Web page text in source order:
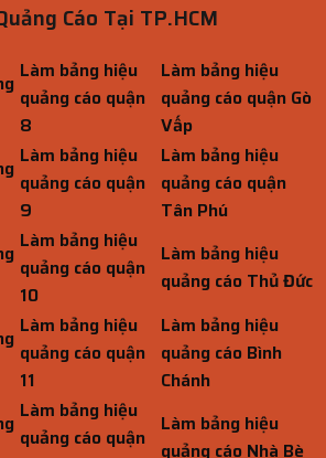
Cáo Tại TP.HCM
Làm bảng hiệu
quảng cáo quận
8
Làm bảng hiệu
quảng cáo quận Gò
Vấp
Làm bảng hiệu
quảng cáo quận
9
Làm bảng hiệu
quảng cáo quận
Tân Phú
Làm bảng hiệu
quảng cáo quận
10
Làm bảng hiệu
quảng cáo Thủ Đức
Làm bảng hiệu
quảng cáo quận
11
Làm bảng hiệu
quảng cáo Bình
Chánh
Làm bảng hiệu
quảng cáo quận
Làm bảng hiệu
quảng cáo Nhà Bè